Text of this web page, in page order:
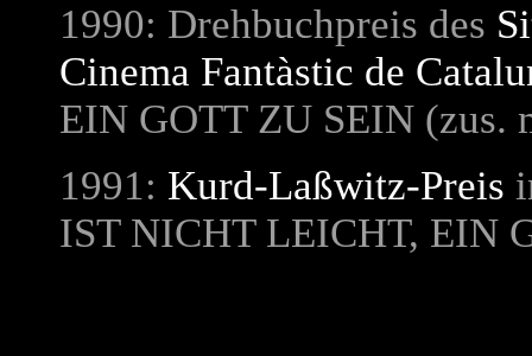
1990: Drehbuchpreis des
Cinema Fantàstic de
EIN GOTT ZU SEIN (zus.
1991: Kurd-Laßwitz-Preis
IST NICHT LEICHT, EIN